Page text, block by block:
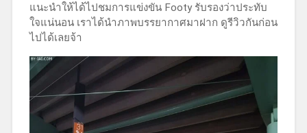
แนะนำให้ได้ไปชมการแข่งขัน Footy รับรองว่าประทับ
ใจแน่นอน เราได้นำภาพบรรยากาศมาฝาก ดูรีวิวกันก่อน
ไปได้เลยจ้า